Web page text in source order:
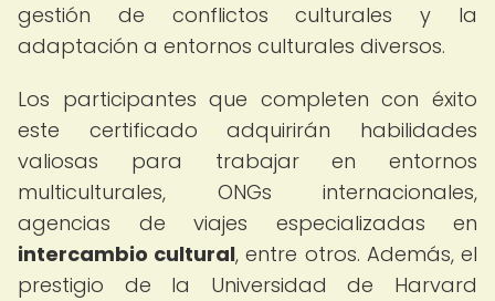
gestión de conflictos culturales y la
adaptación a entornos culturales diversos.
Los participantes que completen con éxito
este certificado adquirirán habilidades
valiosas para trabajar en entornos
multiculturales, ONGs internacionales,
agencias de viajes especializadas en
intercambio cultural, entre otros. Además, el
prestigio de la Universidad de Harvard